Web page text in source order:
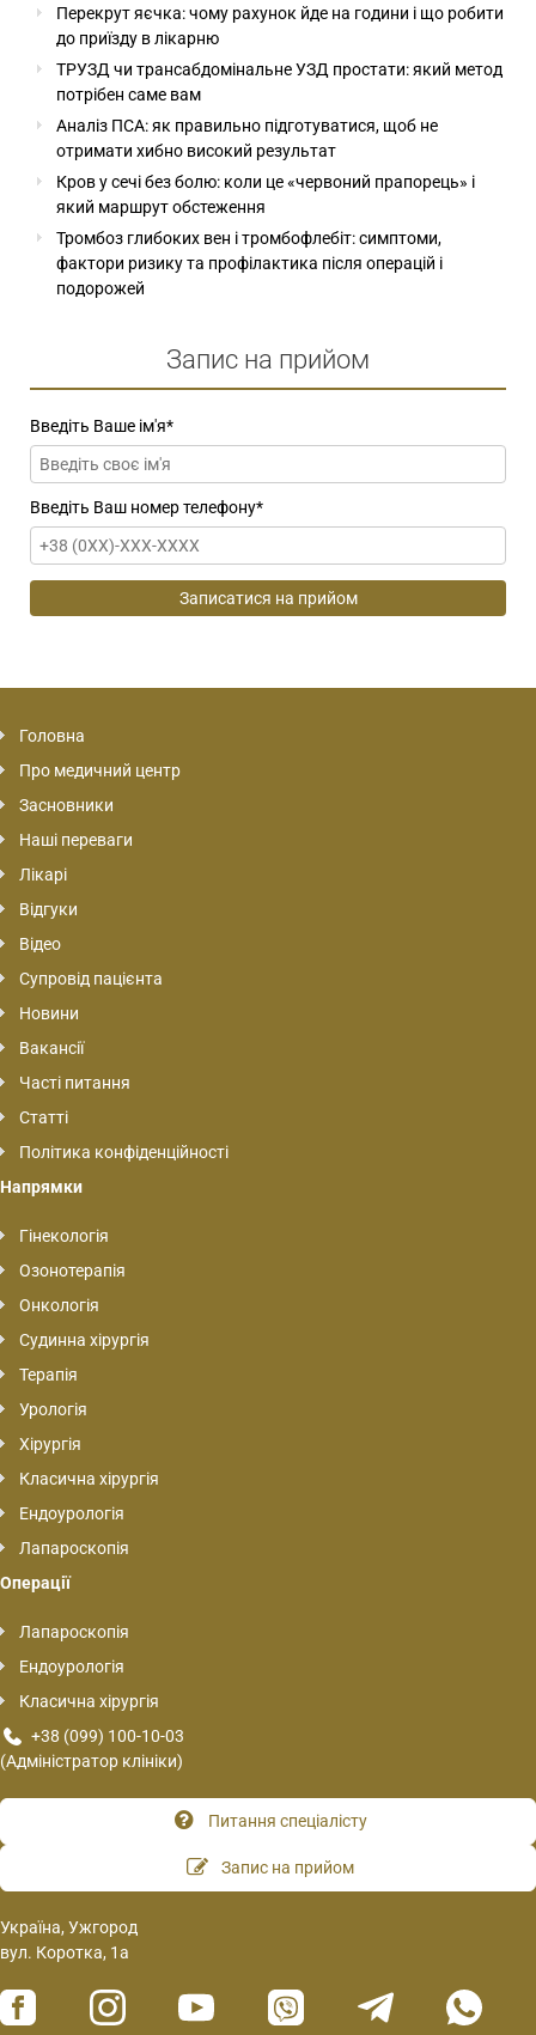
Перекрут яєчка: чому рахунок йде на години і що робити
до приїзду в лікарню
ТРУЗД чи трансабдомінальне УЗД простати: який метод
потрібен саме вам
Аналіз ПСА: як правильно підготуватися, щоб не
отримати хибно високий результат
Кров у сечі без болю: коли це «червоний прапорець» і
який маршрут обстеження
Тромбоз глибоких вен і тромбофлебіт: симптоми,
фактори ризику та профілактика після операцій і
подорожей
Запис на прийом
Введіть Ваше ім'я*
Введіть Ваш номер телефону*
Головна
Про медичний центр
Засновники
Наші переваги
Лікарі
Відгуки
Відео
Супровід пацієнта
Новини
Вакансії
Часті питання
Статті
Політика конфіденційності
Напрямки
Гінекологія
Озонотерапія
Онкологія
Судинна хірургія
Терапія
Урологія
Хірургія
Класична хірургія
Ендоурологія
Лапароскопія
Операції
Лапароскопія
Ендоурологія
Класична хірургія
+38 (099) 100-10-03
(Адміністратор клініки)
Питання спеціалісту
Запис на прийом
Україна, Ужгород
вул. Коротка, 1а